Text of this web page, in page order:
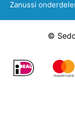
Zanussi
©